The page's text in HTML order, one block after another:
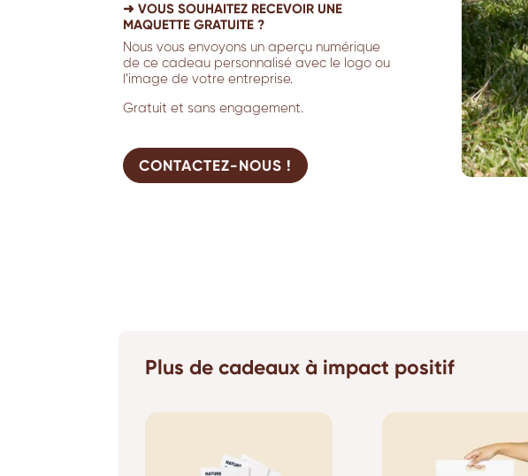
➜ VOUS SOUHAITEZ RECEVOIR UNE
MAQUETTE GRATUITE ?
Nous vous envoyons un aperçu numérique
de ce cadeau personnalisé avec le logo ou
l’image de votre entreprise.
Gratuit et sans engagement.
CONTACTEZ-NOUS !
Plus de cadeaux à impact positif